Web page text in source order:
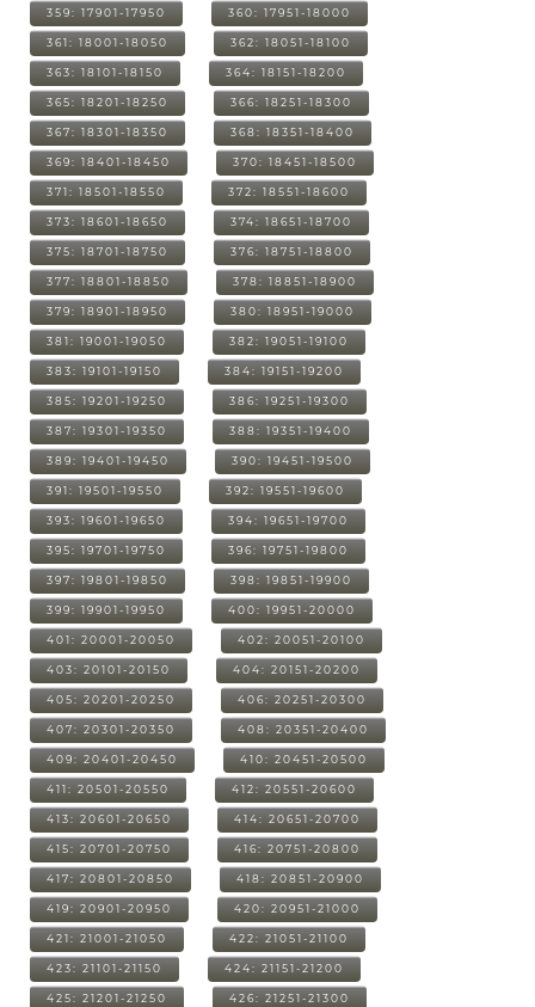
359: 17901-17950 360: 17951-18000
361: 18001-18050 362: 18051-18100
363: 18101-18150 364: 18151-18200
365: 18201-18250 366: 18251-18300
367: 18301-18350 368: 18351-18400
369: 18401-18450 370: 18451-18500
371: 18501-18550 372: 18551-18600
373: 18601-18650 374: 18651-18700
375: 18701-18750 376: 18751-18800
377: 18801-18850 378: 18851-18900
379: 18901-18950 380: 18951-19000
381: 19001-19050 382: 19051-19100
383: 19101-19150 384: 19151-19200
385: 19201-19250 386: 19251-19300
387: 19301-19350 388: 19351-19400
389: 19401-19450 390: 19451-19500
391: 19501-19550 392: 19551-19600
393: 19601-19650 394: 19651-19700
395: 19701-19750 396: 19751-19800
397: 19801-19850 398: 19851-19900
399: 19901-19950 400: 19951-20000
401: 20001-20050 402: 20051-20100
403: 20101-20150 404: 20151-20200
405: 20201-20250 406: 20251-20300
407: 20301-20350 408: 20351-20400
409: 20401-20450 410: 20451-20500
411: 20501-20550 412: 20551-20600
413: 20601-20650 414: 20651-20700
415: 20701-20750 416: 20751-20800
417: 20801-20850 418: 20851-20900
419: 20901-20950 420: 20951-21000
421: 21001-21050 422: 21051-21100
423: 21101-21150 424: 21151-21200
425: 21201-21250 426: 21251-21300